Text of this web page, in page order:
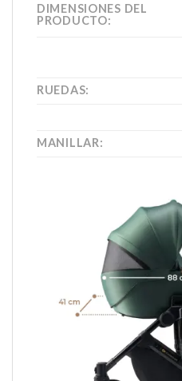
DIMENSIONES DEL
PRODUCTO:
RUEDAS:
MANILLAR: